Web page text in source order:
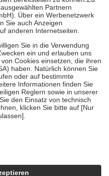
sowie zehn Euro je
für ihre eigene Gesundheit zu
der Familie zu unterstützen,
vollendeten 18. Lebensjahr
Früherkennung, die von der
sich um echte Bewertungen
4419944605341